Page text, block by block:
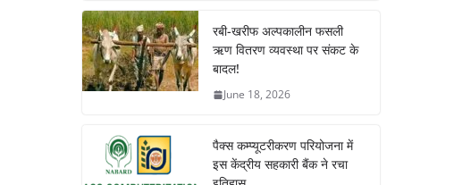
रबी-खरीफ अल्पकालीन फसली
ऋण वितरण व्यवस्था पर संकट के
बादल!
June 18, 2026
पैक्स कम्प्यूटरीकरण परियोजना में
इस केंद्रीय सहकारी बैंक ने रचा